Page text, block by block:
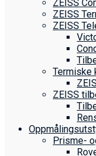
ZEISS
ZEISS
ZEISS
Termiske
ZEISS
Prisme-